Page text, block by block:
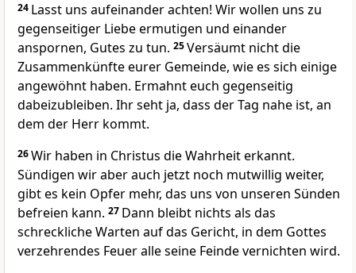
24 Lasst uns aufeinander achten! Wir wollen uns zu
gegenseitiger Liebe ermutigen und einander
anspornen, Gutes zu tun. 25Versäumt nicht die
Zusammenkünfte eurer Gemeinde, wie es sich einige
angewöhnt haben. Ermahnt euch gegenseitig
dabeizubleiben. Ihr seht ja, dass der Tag nahe ist, an
dem der Herr kommt.
26Wir haben in Christus die Wahrheit erkannt.
Sündigen wir aber auch jetzt noch mutwillig weiter,
gibt es kein Opfer mehr, das uns von unseren Sünden
befreien kann. 27 Dann bleibt nichts als das
schreckliche Warten auf das Gericht, in dem Gottes
verzehrendes Feuer alle seine Feinde vernichten wird.